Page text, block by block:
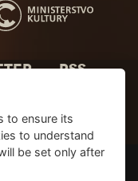
RSS
to ensure its
to understand
be set only after